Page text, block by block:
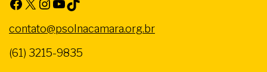
contato@psolnacamara.org.br
(61) 3215-9835